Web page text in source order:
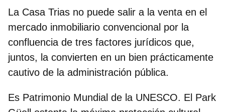
La Casa Trias no puede salir a la venta en el
mercado inmobiliario convencional por la
confluencia de tres factores jurídicos que,
juntos, la convierten en un bien prácticamente
cautivo de la administración pública.
Es Patrimonio Mundial de la UNESCO. El Park